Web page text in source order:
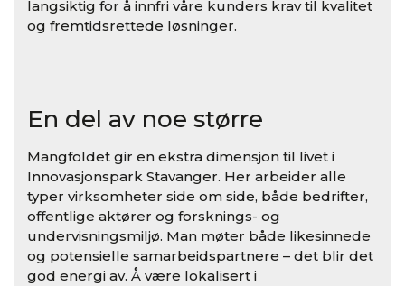
langsiktig for å innfri våre kunders krav til kvalitet
og fremtidsrettede løsninger.
En del av noe større
Mangfoldet gir en ekstra dimensjon til livet i
Innovasjonspark Stavanger. Her arbeider alle
typer virksomheter side om side, både bedrifter,
offentlige aktører og forsknings- og
undervisningsmiljø. Man møter både likesinnede
og potensielle samarbeidspartnere – det blir det
god energi av. Å være lokalisert i